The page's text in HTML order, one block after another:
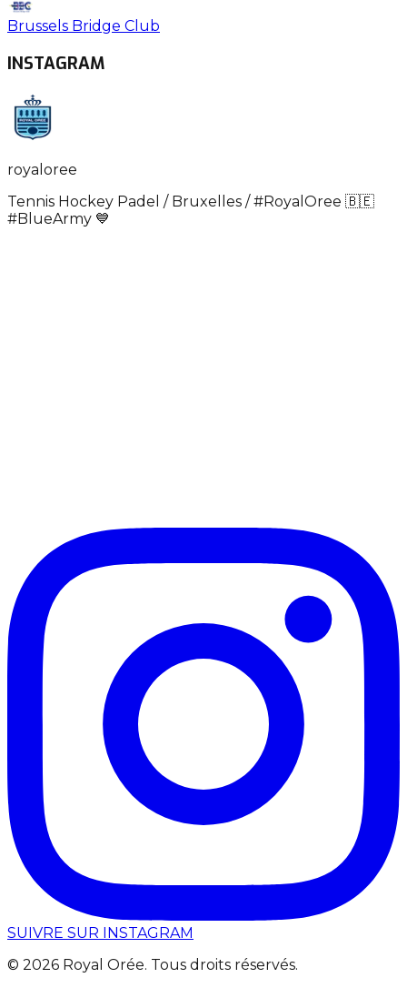
Brussels Bridge Club
INSTAGRAM
royaloree
Tennis Hockey Padel / Bruxelles / #RoyalOree 🇧🇪
#BlueArmy 💙
SUIVRE SUR INSTAGRAM
© 2026 Royal Orée. Tous droits réservés.